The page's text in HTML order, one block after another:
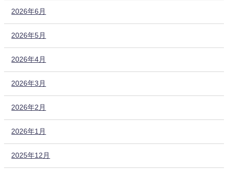
2026年6月
2026年5月
2026年4月
2026年3月
2026年2月
2026年1月
2025年12月